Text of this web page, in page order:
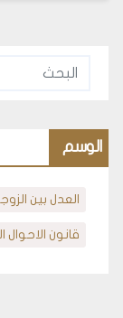
الوسم
العدل بين
قانون